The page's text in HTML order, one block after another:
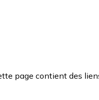
page contient des